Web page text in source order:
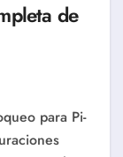
de